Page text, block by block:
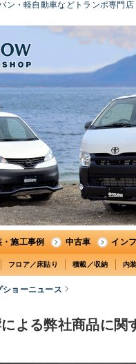
ン・軽自動車などトランポ専門
施工事例 中古車 イン
フロア／床貼り 積載／収納 内装
ショーニュース
よる弊社商品に関